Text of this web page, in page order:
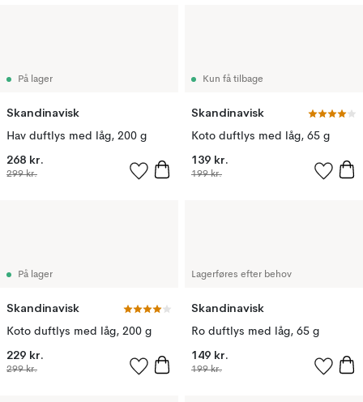
På lager
Skandinavisk
Hav duftlys med låg, 200 g
268 kr.
299 kr.
Kun få tilbage
Skandinavisk
Koto duftlys med låg, 65 g
139 kr.
199 kr.
På lager
Skandinavisk
Koto duftlys med låg, 200 g
229 kr.
299 kr.
Lagerføres efter behov
Skandinavisk
Ro duftlys med låg, 65 g
149 kr.
199 kr.